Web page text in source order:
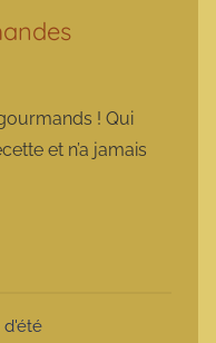
! Qui
et n’a jamais
d'été